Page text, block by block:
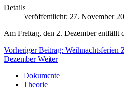
Details
Veröffentlicht: 27. November
Am Freitag, den 2. Dezember entfällt
Vorheriger Beitrag: Weihnachtsferien
DezemberWeiter
Dokumente
Theorie